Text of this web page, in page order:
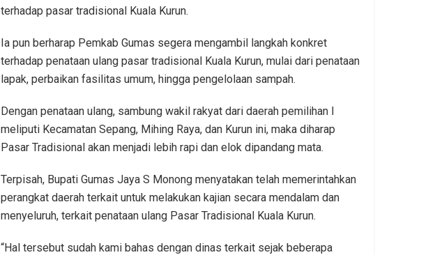
terhadap pasar tradisional Kuala Kurun.
Ia pun berharap Pemkab Gumas segera mengambil langkah konkret
terhadap penataan ulang pasar tradisional Kuala Kurun, mulai dari penataan
lapak, perbaikan fasilitas umum, hingga pengelolaan sampah.
Dengan penataan ulang, sambung wakil rakyat dari daerah pemilihan I
meliputi Kecamatan Sepang, Mihing Raya, dan Kurun ini, maka diharap
Pasar Tradisional akan menjadi lebih rapi dan elok dipandang mata.
Terpisah, Bupati Gumas Jaya S Monong menyatakan telah memerintahkan
perangkat daerah terkait untuk melakukan kajian secara mendalam dan
menyeluruh, terkait penataan ulang Pasar Tradisional Kuala Kurun.
“Hal tersebut sudah kami bahas dengan dinas terkait sejak beberapa